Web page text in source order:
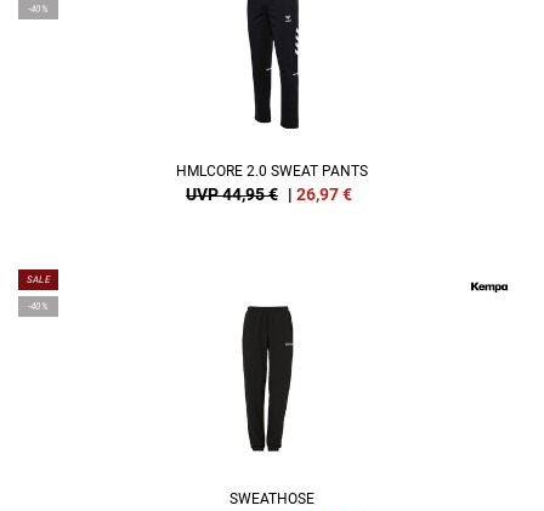
-40%
HMLCORE 2.0 SWEAT PANTS
UVP 44,95 € | 26,97€
SALE
-40%
SWEATHOSE